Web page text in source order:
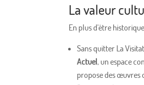
La valeur
En plus d'être
Sans quitter La
Actuel, un espace
propose des œuvres